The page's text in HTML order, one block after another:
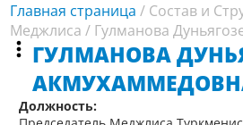
Главная страница / Состав и
Меджлиса / Гулманова
ГУЛМАНОВА
Должность: